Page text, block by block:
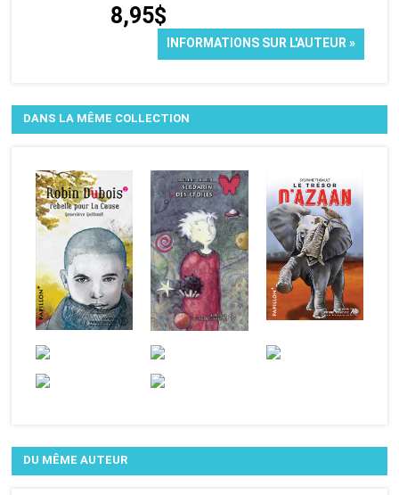
8,95$
INFORMATIONS SUR L'AUTEUR »
DANS LA MÊME COLLECTION
DU MÊME AUTEUR